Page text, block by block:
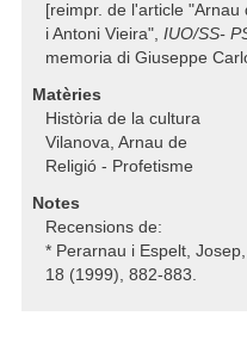
[reimpr. de l'article
i Antoni Vieira", IUO/SS-
memoria di Giuseppe
Matèries
Història de la cultura
Vilanova, Arnau de
Religió - Profetisme
Notes
Recensions de:
* Perarnau i Espelt,
18 (1999), 882-883.